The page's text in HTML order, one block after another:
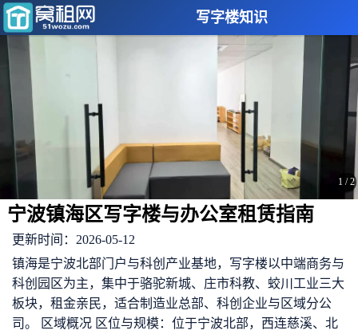
写字楼知识
1 /2
宁波镇海区写字楼与办公室租赁指南
更新时间：2026-05-12
镇海是宁波北部门户与科创产业基地，写字楼以中端商务与
科创园区为主，集中于骆驼新城、庄市科教、蛟川工业三大
板块，租金亲民，适合制造业总部、科创企业与区域分公
司。 区域概况 区位与规模：位于宁波北部，西连慈溪、北